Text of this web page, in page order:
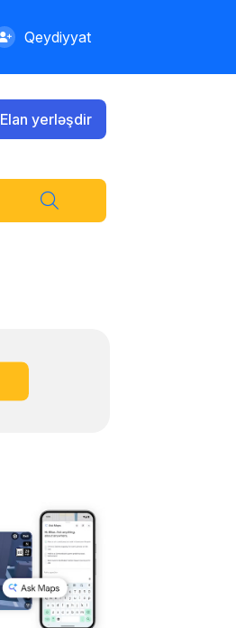
Qeydiyyat
Elan yerləşdir